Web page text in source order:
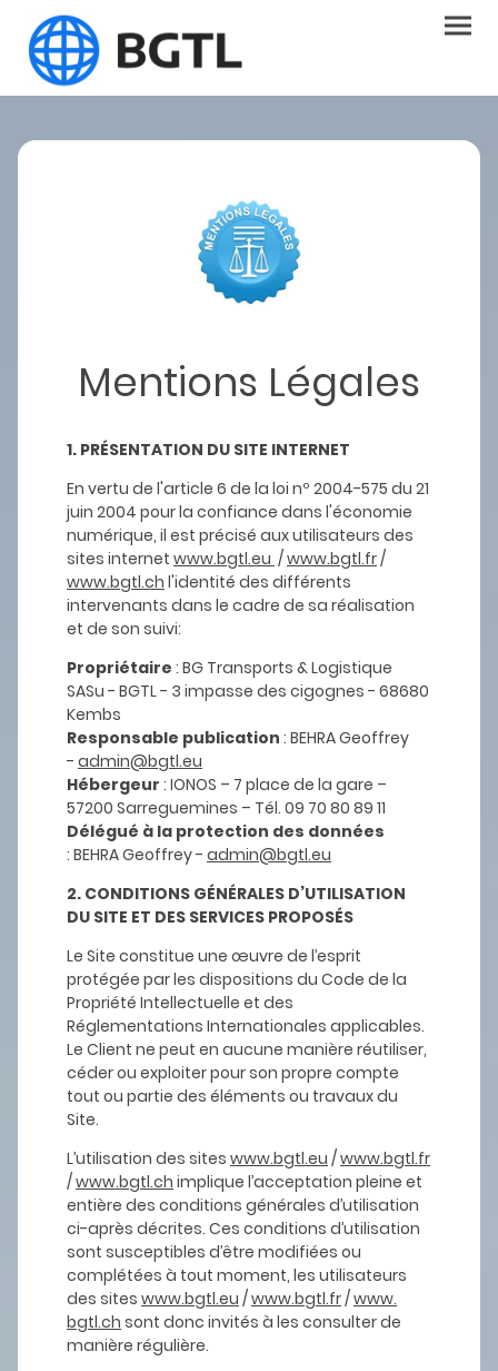
Mentions Légales
1. PRÉSENTATION DU SITE INTERNET
En vertu de l'article 6 de la loi nº 2004-575 du 21
juin 2004 pour la confiance dans l'économie
numérique, il est précisé aux utilisateurs des
sites internet www.bgtl.eu /www.bgtl.fr/
www.bgtl.ch l'identité des différents
intervenants dans le cadre de sa réalisation
et de son suivi:
Propriétaire : BG Transports & Logistique
SASu - BGTL - 3 impasse des cigognes - 68680
Kembs
Responsable publication : BEHRA Geoffrey
- admin@bgtl.eu
Hébergeur : IONOS – 7 place de la gare –
57200 Sarreguemines – Tél. 09 70 80 89 11
Délégué à la protection des données
: BEHRA Geoffrey - admin@bgtl.eu
2. CONDITIONS GÉNÉRALES D’UTILISATION
DU SITE ET DES SERVICES PROPOSÉS
Le Site constitue une œuvre de l’esprit
protégée par les dispositions du Code de la
Propriété Intellectuelle et des
Réglementations Internationales applicables.
Le Client ne peut en aucune manière réutiliser,
céder ou exploiter pour son propre compte
tout ou partie des éléments ou travaux du
Site.
L’utilisation des sites www.bgtl.eu /www.bgtl.fr
/www.bgtl.ch implique l’acceptation pleine et
entière des conditions générales d’utilisation
ci-après décrites. Ces conditions d’utilisation
sont susceptibles d’être modifiées ou
complétées à tout moment, les utilisateurs
des sites www.bgtl.eu /www.bgtl.fr/www.
bgtl.ch sont donc invités à les consulter de
manière régulière.